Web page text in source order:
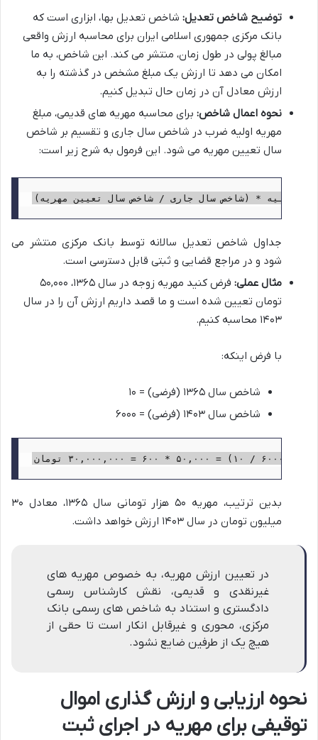
توضیح شاخص تعدیل: شاخص تعدیل بها، ابزاری است که
بانک مرکزی جمهوری اسلامی ایران برای محاسبه ارزش واقعی
مبالغ پولی در طول زمان، منتشر می کند. این شاخص، به ما
امکان می دهد تا ارزش یک مبلغ مشخص در گذشته را به
ارزش معادل آن در زمان حال تبدیل کنیم.
نحوه اعمال شاخص: برای محاسبه مهریه های قدیمی، مبلغ
مهریه اولیه ضرب در شاخص سال جاری و تقسیم بر شاخص
سال تعیین مهریه می شود. این فرمول به شرح زیر است:
اولیه * (شاخص سال جاری / شاخص سال تعیین مهریه)
جداول شاخص تعدیل سالانه توسط بانک مرکزی منتشر می
شود و در مراجع قضایی و ثبتی قابل دسترسی است.
مثال عملی:
فرض کنید مهریه زوجه در سال ۱۳۶۵، ۵۰,۰۰۰
تومان تعیین شده است و ما قصد داریم ارزش آن را در سال
۱۴۰۳ محاسبه کنیم.
با فرض اینکه:
شاخص سال ۱۳۶۵ (فرضی) = ۱۰
شاخص سال ۱۴۰۳ (فرضی) = ۶۰۰۰
بدین ترتیب، مهریه ۵۰ هزار تومانی سال ۱۳۶۵، معادل ۳۰
میلیون تومان در سال ۱۴۰۳ ارزش خواهد داشت.
در تعیین ارزش مهریه، به خصوص مهریه های
غیرنقدی و قدیمی، نقش کارشناس رسمی
دادگستری و استناد به شاخص های رسمی بانک
مرکزی، محوری و غیرقابل انکار است تا حقی از
هیچ یک از طرفین ضایع نشود.
نحوه ارزیابی و ارزش گذاری اموال
توقیفی برای مهریه در اجرای ثبت